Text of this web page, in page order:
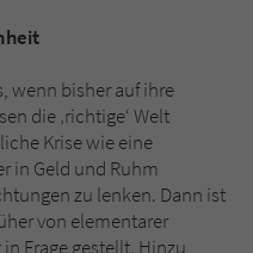
wenn bisher auf ihre
die ‚richtige‘ Welt
Krise wie eine
in Geld und Ruhm
zu lenken. Dann ist
von elementarer
Frage gestellt. Hinzu